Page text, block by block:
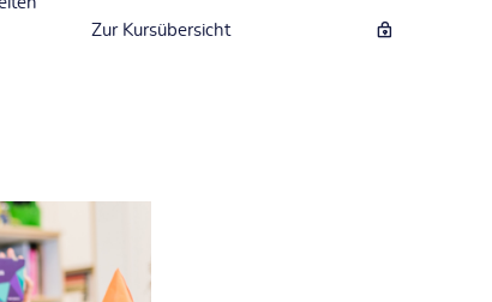
Zur Kursübersicht